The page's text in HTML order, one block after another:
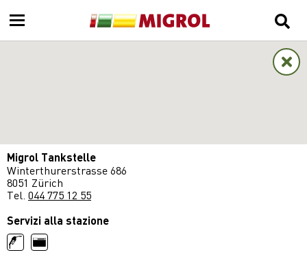
Migrol Tankstelle
Winterthurerstrasse 686
8051 Zürich
Tel. 044 775 12 55
Servizi alla stazione